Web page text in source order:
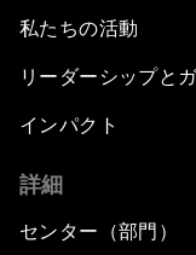
私たちの活動
リーダーシップと
インパクト
詳細
センター（部門）